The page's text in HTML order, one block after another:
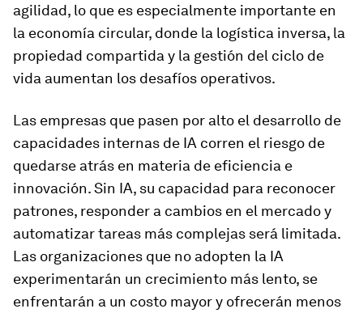
agilidad, lo que es especialmente importante en
la economía circular, donde la logística inversa, la
propiedad compartida y la gestión del ciclo de
vida aumentan los desafíos operativos.
Las empresas que pasen por alto el desarrollo de
capacidades internas de IA corren el riesgo de
quedarse atrás en materia de eficiencia e
innovación. Sin IA, su capacidad para reconocer
patrones, responder a cambios en el mercado y
automatizar tareas más complejas será limitada.
Las organizaciones que no adopten la IA
experimentarán un crecimiento más lento, se
enfrentarán a un costo mayor y ofrecerán menos